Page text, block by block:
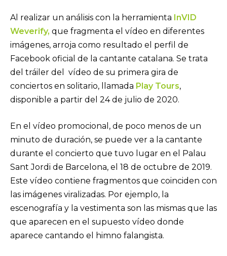
Al realizar un análisis con la herramienta InVID
Weverify, que fragmenta el vídeo en diferentes
imágenes, arroja como resultado el perfil de
Facebook oficial de la cantante catalana. Se trata
del tráiler del vídeo de su primera gira de
conciertos en solitario, llamada Play Tours,
disponible a partir del 24 de julio de 2020.
En el vídeo promocional, de poco menos de un
minuto de duración, se puede ver a la cantante
durante el concierto que tuvo lugar en el Palau
Sant Jordi de Barcelona, el 18 de octubre de 2019.
Este vídeo contiene fragmentos que coinciden con
las imágenes viralizadas. Por ejemplo, la
escenografía y la vestimenta son las mismas que las
que aparecen en el supuesto vídeo donde
aparece cantando el himno falangista.